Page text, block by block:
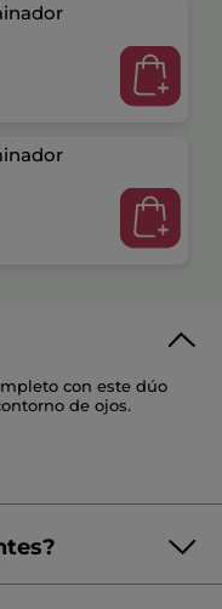
con este dúo
de ojos.
(15 ml) :
las arrugas e
más joven. Su
70% más
todos los signos de